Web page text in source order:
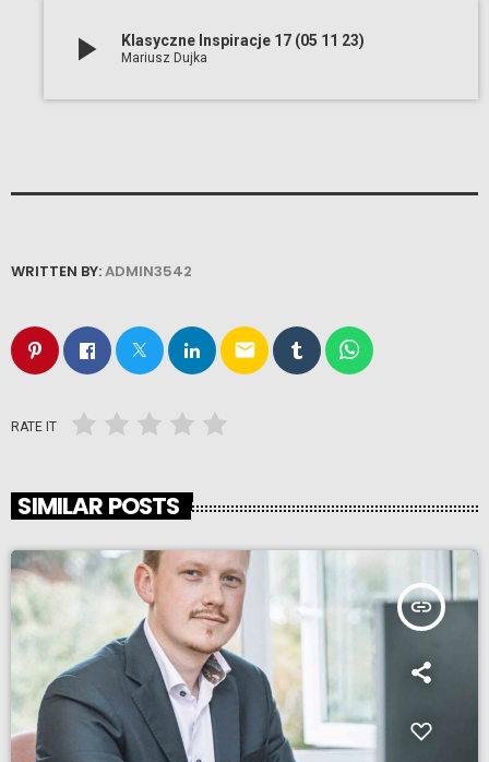
play_arrow Klasyczne Inspiracje 17 (05 11 23)
Mariusz Dujka
WRITTEN BY:ADMIN3542
email
RATE IT
SIMILAR POSTS
insert_link